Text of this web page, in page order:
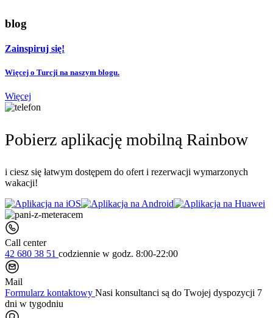
blog
Zainspiruj się!
Więcej o Turcji na naszym blogu.
Więcej
Pobierz aplikację mobilną Rainbow
i ciesz się łatwym dostępem do ofert i rezerwacji wymarzonych
wakacji!
Call center
42 680 38 51 codziennie w godz. 8:00-22:00
Mail
Formularz kontaktowy Nasi konsultanci są do Twojej dyspozycji 7
dni w tygodniu